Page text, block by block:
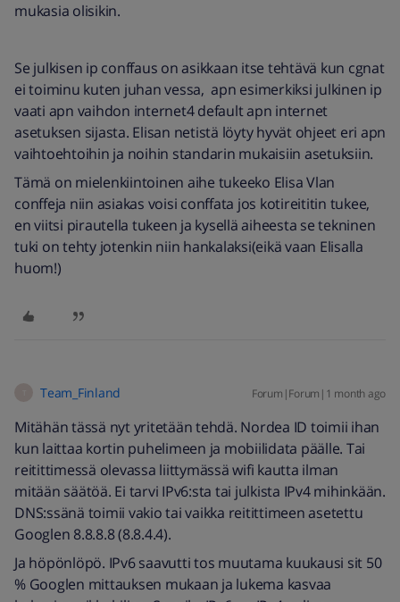
mukasia olisikin.
Se julkisen ip conffaus on asikkaan itse tehtävä kun cgnat
ei toiminu kuten juhan vessa, apn esimerkiksi julkinen ip
vaati apn vaihdon internet4 default apn internet
asetuksen sijasta. Elisan netistä löyty hyvät ohjeet eri apn
vaihtoehtoihin ja noihin standarin mukaisiin asetuksiin.
Tämä on mielenkiintoinen aihe tukeeko Elisa Vlan
conffeja niin asiakas voisi conffata jos kotireititin tukee,
en viitsi pirautella tukeen ja kysellä aiheesta se tekninen
tuki on tehty jotenkin niin hankalaksi(eikä vaan Elisalla
huom!)
Team_Finland Forum|Forum|1 month ago
Mitähän tässä nyt yritetään tehdä. Nordea ID toimii ihan
kun laittaa kortin puhelimeen ja mobiilidata päälle. Tai
reitittimessä olevassa liittymässä wifi kautta ilman
mitään säätöä. Ei tarvi IPv6:sta tai julkista IPv4 mihinkään.
DNS:ssänä toimii vakio tai vaikka reitittimeen asetettu
Googlen 8.8.8.8 (8.8.4.4).
Ja höpönlöpö. IPv6 saavutti tos muutama kuukausi sit 50
% Googlen mittauksen mukaan ja lukema kasvaa